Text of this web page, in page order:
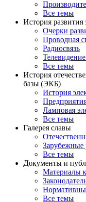
Все темы
История развития
Очерки
Проводная
Радиосвязь
Все темы
История
базы (ЭКБ)
История
Ламповая
Все темы
Галерея славы
Все темы
Документы и
Материалы
Все темы